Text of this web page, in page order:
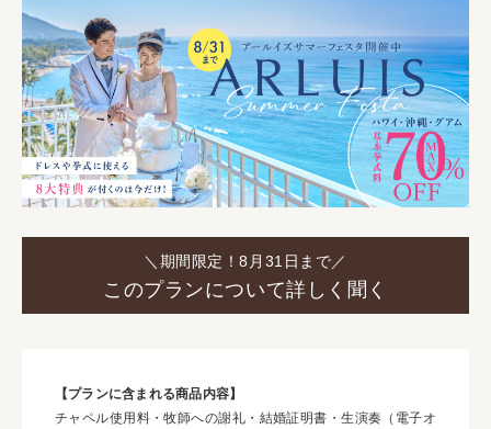
＼期間限定！8月31日まで／
このプランについて詳しく聞く
【プランに含まれる商品内容】
チャペル使用料・牧師への謝礼・結婚証明書・生演奏（電子オ